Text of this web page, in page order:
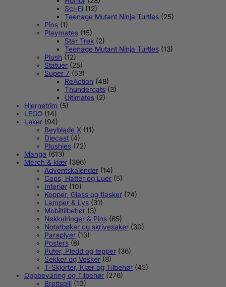
Sci-Fi (12)
Teenage Mutant Ninja Turtles (25)
Pins (1)
Playmates (15)
Star Trek (2)
Teenage Mutant Ninja Turtles (13)
Plush (12)
Statuer (25)
Super 7 (53)
ReAction (48)
Thundercats (3)
Ultimates (2)
Hjernetrim (5)
LEGO (14)
Leker (94)
Beyblade X (11)
Diecast (4)
Plushies (72)
Manga (613)
Merch & klær (396)
Adventskalender (14)
Caps, Hatter og Luer (5)
Interiør (10)
Kopper, Glass og flasker (74)
Lamper & Lys (31)
Mobiltilbehør (3)
Nøkkelringer & Pins (65)
Notatbøker og skrivesaker (30)
Paraplyer (13)
Posters (8)
Puter, Pledd og tepper (36)
Sekker og Vesker (8)
T-Skjorter, Klær og Tilbehør (45)
Oppbevaring og Tilbehør (276)
Brettspill (10)